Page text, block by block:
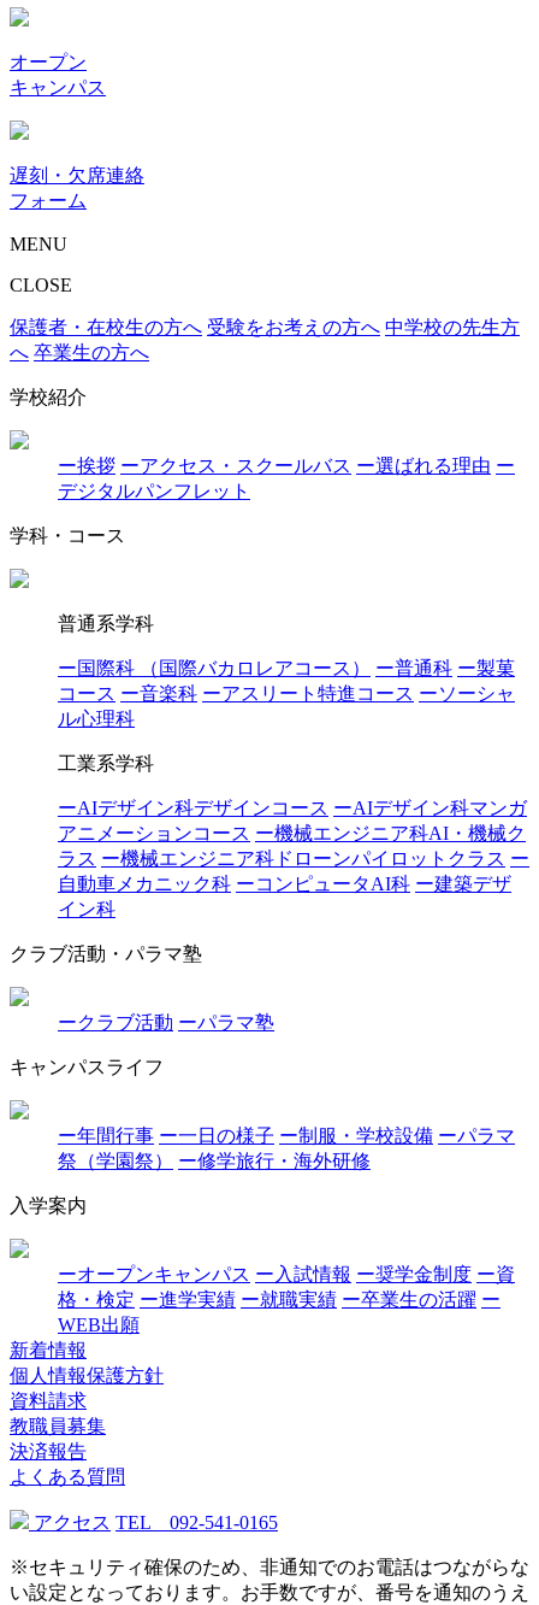
オープン
キャンパス
遅刻・欠席連絡
フォーム
MENU
CLOSE
保護者・在校生の方へ 受験をお考えの方へ 中学校の先生方
へ 卒業生の方へ
学校紹介
ー挨拶 ーアクセス・スクールバス ー選ばれる理由 ー
デジタルパンフレット
学科・コース
普通系学科
ー国際科 （国際バカロレアコース） ー普通科 ー製菓
コース ー音楽科 ーアスリート特進コース ーソーシャ
ル心理科
工業系学科
ーAIデザイン科デザインコース ーAIデザイン科マンガ
アニメーションコース ー機械エンジニア科AI・機械ク
ラス ー機械エンジニア科ドローンパイロットクラス ー
自動車メカニック科 ーコンピュータAI科 ー建築デザ
イン科
クラブ活動・パラマ塾
ークラブ活動 ーパラマ塾
キャンパスライフ
ー年間行事 ー一日の様子 ー制服・学校設備 ーパラマ
祭（学園祭）
ー修学旅行・海外研修
入学案内
ーオープンキャンパス ー入試情報 ー奨学金制度 ー資
格・検定 ー進学実績 ー就職実績 ー卒業生の活躍 ー
WEB出願
新着情報
個人情報保護方針
資料請求
教職員募集
決済報告
よくある質問
アクセス TEL 092-541-0165
※セキュリティ確保のため、非通知でのお電話はつながらな
い設定となっております。お手数ですが、番号を通知のうえ